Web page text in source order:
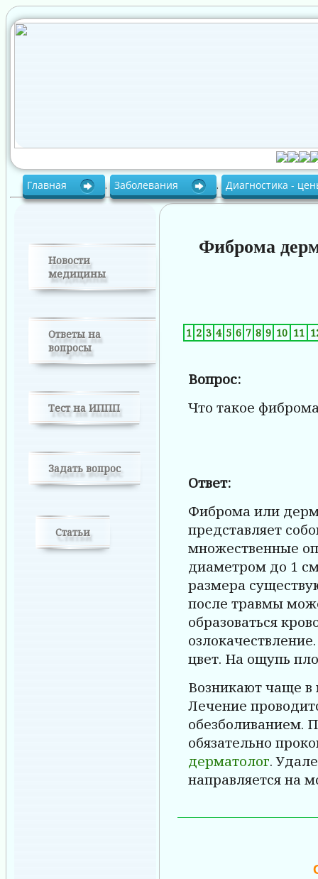
Главная . Заболевания . Диагностика -
Новости
медицины
Ответы на
вопросы
Тест на ИППП
Задать вопрос
Статьи
Фиброма
1 2 3 4 5 6 7 8 9 10 11
Вопрос:
Что такое
Ответ:
Фиброма или
представляет
множественные
диаметром до 1
размера
после травмы
образоваться
цвет. На ощупь
Возникают чаще
Лечение
обезболиванием.
обязательно
дерматолог.
направляется на